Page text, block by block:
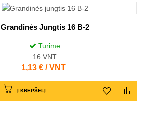
Grandinės Jungtis 16 B-2
Turime
16 VNT
Kaina
1,13 € / VNT
Į KREPŠELĮ